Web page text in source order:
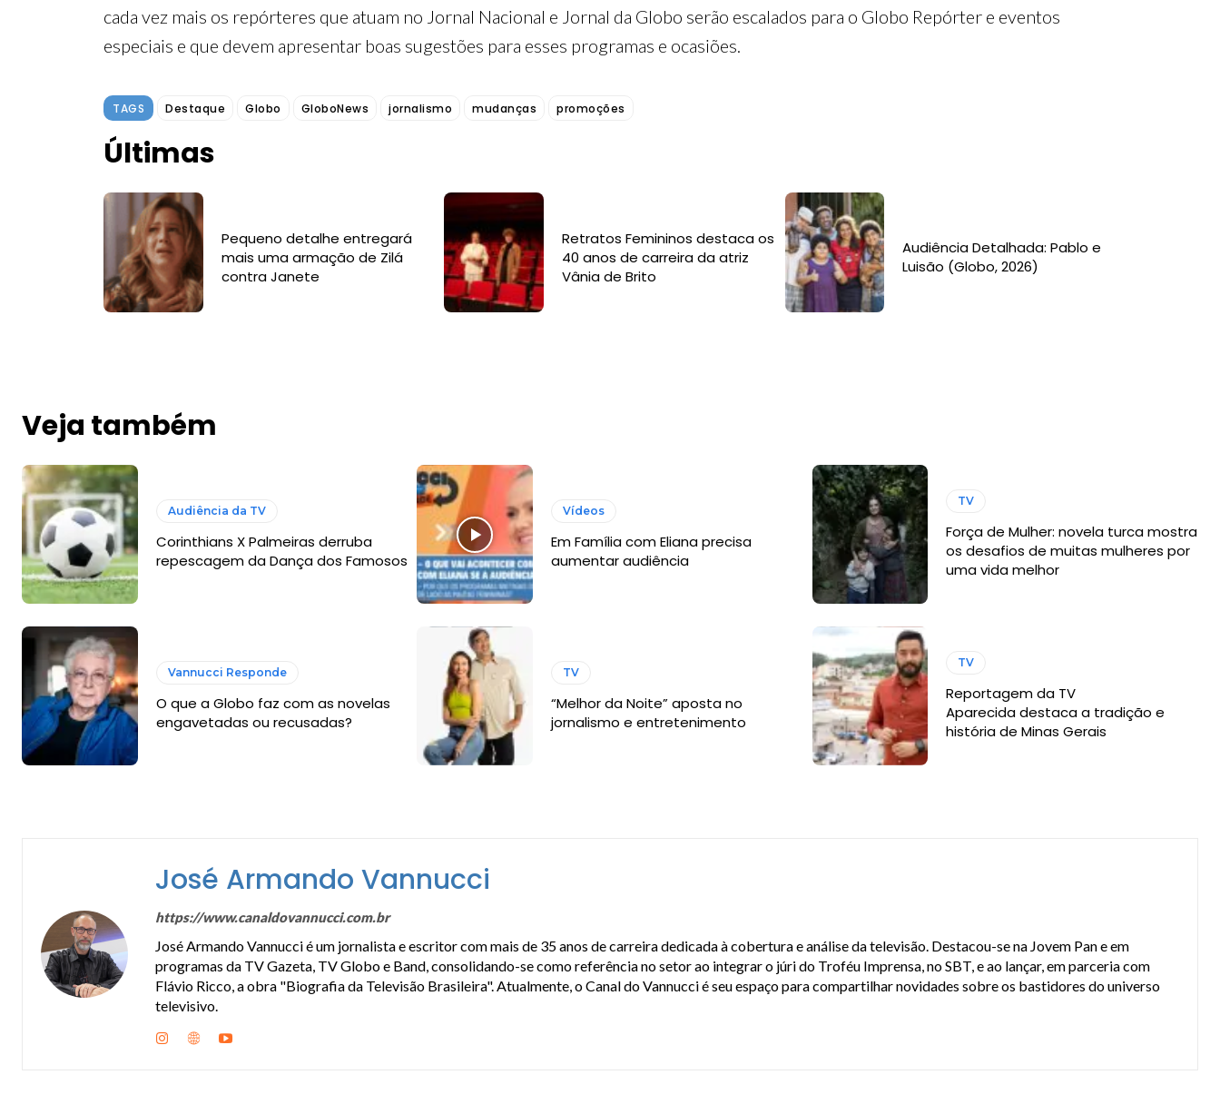
cada vez mais os repórteres que atuam no Jornal Nacional e Jornal da Globo serão escalados para o Globo Repórter e eventos
especiais e que devem apresentar boas sugestões para esses programas e ocasiões.
TAGS Destaque Globo GloboNews jornalismo mudanças promoções
Últimas
Pequeno detalhe entregará
mais uma armação de Zilá
contra Janete
Retratos Femininos destaca os
40 anos de carreira da atriz
Vânia de Brito
Audiência Detalhada: Pablo e
Luisão (Globo, 2026)
Veja também
Audiência da TV
Corinthians X Palmeiras derruba
repescagem da Dança dos Famosos
Vídeos
Em Família com Eliana precisa
aumentar audiência
TV
Força de Mulher: novela turca mostra
os desafios de muitas mulheres por
uma vida melhor
Vannucci Responde
O que a Globo faz com as novelas
engavetadas ou recusadas?
TV
“Melhor da Noite” aposta no
jornalismo e entretenimento
TV
Reportagem da TV
Aparecida destaca a tradição e
história de Minas Gerais
José Armando Vannucci
https://www.canaldovannucci.com.br
José Armando Vannucci é um jornalista e escritor com mais de 35 anos de carreira dedicada à cobertura e análise da televisão. Destacou-se na Jovem Pan e em
programas da TV Gazeta, TV Globo e Band, consolidando-se como referência no setor ao integrar o júri do Troféu Imprensa, no SBT, e ao lançar, em parceria com
Flávio Ricco, a obra "Biografia da Televisão Brasileira". Atualmente, o Canal do Vannucci é seu espaço para compartilhar novidades sobre os bastidores do universo
televisivo.